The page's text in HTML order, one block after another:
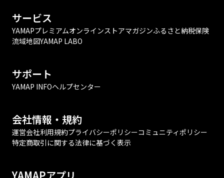
サービス
YAMAPプレミアムオンラインストアマガジンふるさと納税保険
流域地図YAMAP LABO
サポート
YAMAP INFOヘルプセンター
会社情報・規約
運営会社利用規約プライバシーポリシーコミュニティポリシー
特定商取引に関する法律に基づく表示